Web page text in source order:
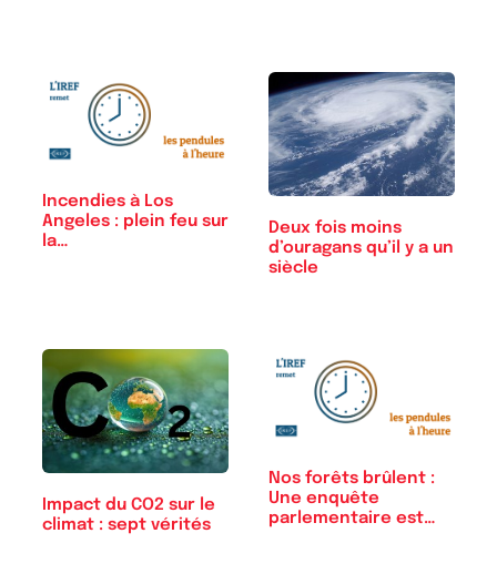
Incendies à Los
Angeles : plein feu sur
la…
Deux fois moins
d’ouragans qu’il y a un
siècle
Impact du CO2 sur le
climat : sept vérités
Nos forêts brûlent :
Une enquête
parlementaire est…